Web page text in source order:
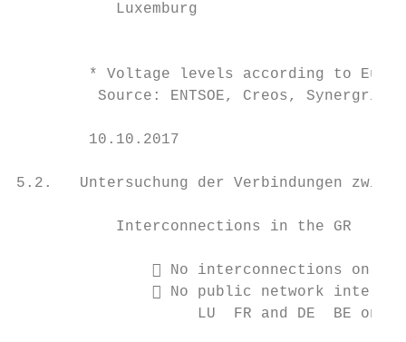
Luxemburg
* Voltage levels according to
Source: ENTSOE, Creos, Synergrid,
10.10.2017
5.2.   Untersuchung der Verbindungen
           Interconnections in the GR
 No interconnections on
 No public network
LU  FR and DE  BE on